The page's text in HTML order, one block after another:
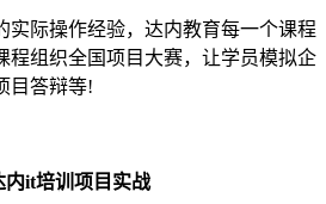
实际操作经验，达内教育每一个课程
程组织全国项目大赛，让学员模拟企
目答辩等!